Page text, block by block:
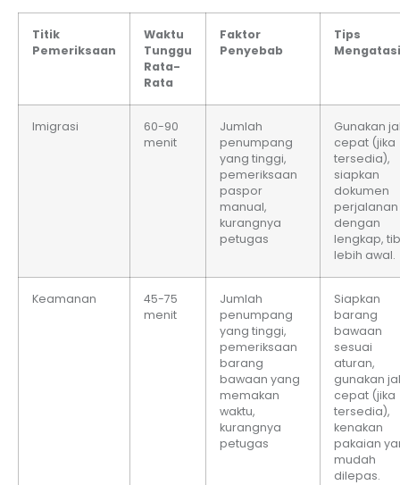
Titik
Pemeriksaan
Waktu
Tunggu
Rata-
Rata
Faktor
Penyebab
Tips
Mengatasi
Imigrasi
60-90
menit
Jumlah
penumpang
yang tinggi,
pemeriksaan
paspor
manual,
kurangnya
petugas
Gunakan
cepat (jika
tersedia),
siapkan
dokumen
perjalanan
dengan
lengkap,
lebih awal.
Keamanan
45-75
menit
Jumlah
penumpang
yang tinggi,
pemeriksaan
barang
bawaan yang
memakan
waktu,
kurangnya
petugas
Siapkan
barang
bawaan
sesuai
aturan,
gunakan
cepat (jika
tersedia),
kenakan
pakaian
mudah
dilepas.